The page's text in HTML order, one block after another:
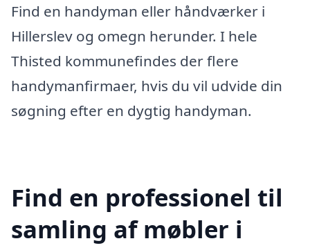
Find en handyman eller håndværker i
Hillerslev og omegn herunder. I hele
Thisted kommunefindes der flere
handymanfirmaer, hvis du vil udvide din
søgning efter en dygtig handyman.
Find en professionel til
samling af møbler i